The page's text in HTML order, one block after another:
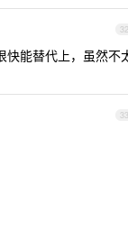
32
快能替代上，虽然不
33